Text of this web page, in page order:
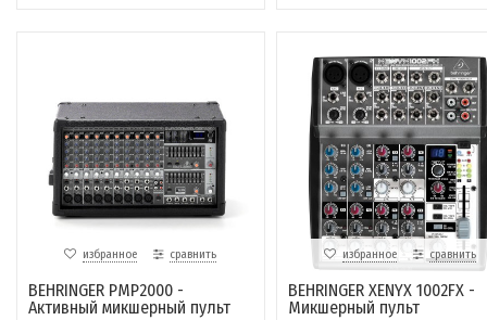
избранное сравнить
BEHRINGER PMP2000 -
Активный микшерный пульт
избранное сравнить
BEHRINGER XENYX 1002FX -
Микшерный пульт